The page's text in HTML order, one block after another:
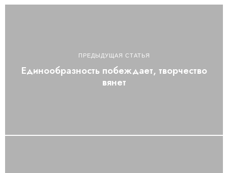
ПРЕДЫДУЩАЯ СТАТЬЯ
Единообразность побеждает, творчество
вянет